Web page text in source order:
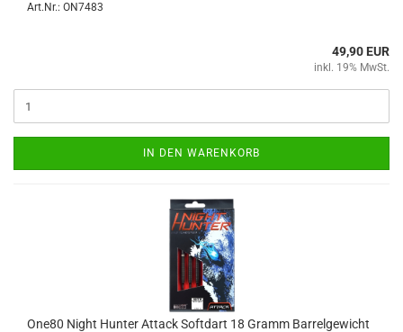
Art.Nr.: ON7483
49,90 EUR
inkl. 19% MwSt.
IN DEN WARENKORB
One80 Night Hun­ter At­tack Softdart 18 Gramm Bar­rel­ge­wicht